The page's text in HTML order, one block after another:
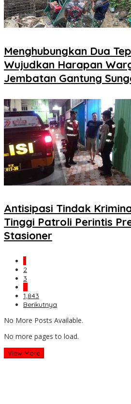
Menghubungkan Dua
Wujudkan Harapan
Jembatan Gantung
Antisipasi Tindak
Tinggi Patroli Perintis
Stasioner
1
2
3
…
1,843
Berikutnya
No More Posts Available.
No more pages to load.
View More